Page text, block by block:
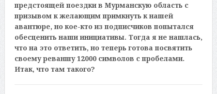
предстоящей поездки в Мурманскую область с
призывом к желающим примкнуть к нашей
авантюре, но кое-кто из подписчиков попытался
обесценить наши инициативы. Тогда я не нашлась,
что на это ответить, но теперь готова посвятить
своему реваншу 12000 символов с пробелами.
Итак, что там такого?